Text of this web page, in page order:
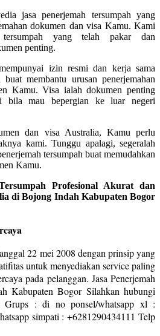
jasa penerjemah tersumpah yang
dokumen dan visa Kamu. Kami
tersumpah yang telah pakar dan
penting.
izin resmi dan kerja sama
membantu urusan penerjemahan
Kamu. Visa ialah dokumen penting
bila mau bepergian ke luar negeri
dan visa Australia, Kamu perlu
kami. Tunggu apalagi, segeralah
tersumpah buat memudahkan
Kamu.
Profesional Akurat dan
di Bojong Indah Kabupaten Bogor
22 mei 2008 dengan prinsip yang
untuk menyediakan service paling
pada pelanggan. Jasa Penerjemah
Kabupaten Bogor Silahkan hubungi
Grups : di no ponsel/whatsapp xl :
simpati : +6281290434111 Telp